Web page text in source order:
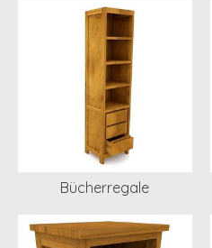
Bücherregale